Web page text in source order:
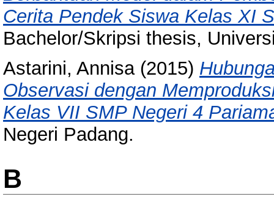
Cerita Pendek Siswa Kelas XI
Bachelor/Skripsi thesis,
Astarini, Annisa(2015)
Observasi dengan
Kelas VII SMP Negeri 4
Negeri Padang.
B